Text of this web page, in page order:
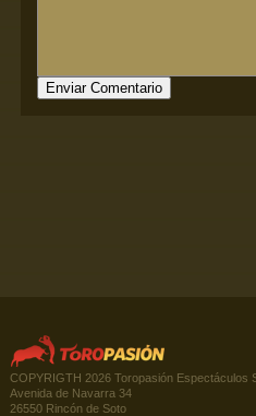
COPYRIGTH 2026 Toropasión Espectáculos
Avenida de Navarra 34
26550 Rincón de Soto